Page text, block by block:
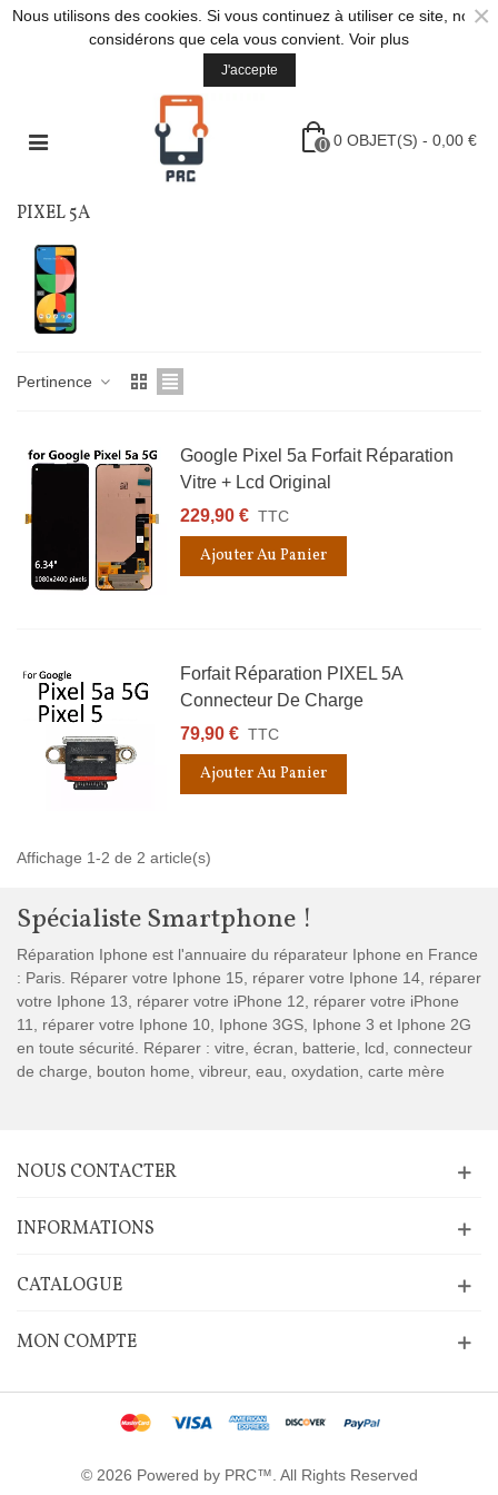
Nous utilisons des cookies. Si vous continuez à utiliser ce site, nous
considérons que cela vous convient. Voir plus
J'accepte
×
0 0 OBJET(S) - 0,00 €
PIXEL 5A
Pertinence
Google Pixel 5a Forfait Réparation
Vitre + Lcd Original
229,90 € TTC
Ajouter Au Panier
Forfait Réparation PIXEL 5A
Connecteur De Charge
79,90 € TTC
Ajouter Au Panier
Affichage 1-2 de 2 article(s)
Spécialiste Smartphone !
Réparation Iphone est l'annuaire du réparateur Iphone en France
: Paris. Réparer votre Iphone 15, réparer votre Iphone 14, réparer
votre Iphone 13, réparer votre iPhone 12, réparer votre iPhone
11, réparer votre Iphone 10, Iphone 3GS, Iphone 3 et Iphone 2G
en toute sécurité. Réparer : vitre, écran, batterie, lcd, connecteur
de charge, bouton home, vibreur, eau, oxydation, carte mère
NOUS CONTACTER
INFORMATIONS
CATALOGUE
MON COMPTE
© 2026 Powered by PRC™. All Rights Reserved